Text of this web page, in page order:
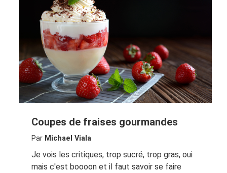
Coupes de fraises gourmandes
Par Michael Viala
Je vois les critiques, trop sucré, trop gras, oui
mais c'est boooon et il faut savoir se faire